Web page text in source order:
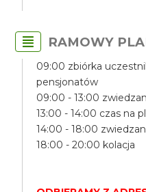
RAMOWY
09:00 zbiórka
pensjonatów
09:00 - 13:00
13:00 - 14:00 czas na
14:00 - 18:00
18:00 - 20:00 kolacja